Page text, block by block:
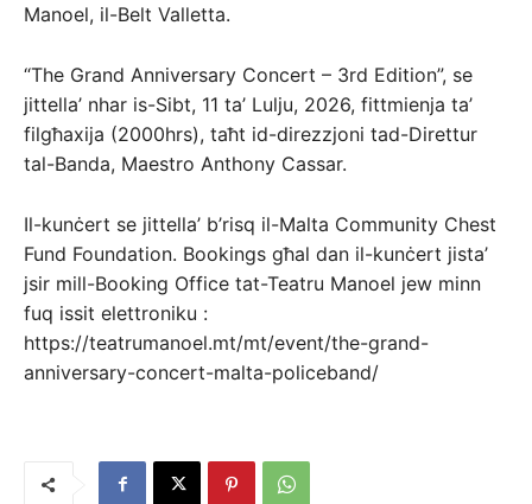
Manoel, il-Belt Valletta.
“The Grand Anniversary Concert – 3rd Edition”, se
jittella’ nhar is-Sibt, 11 ta’ Lulju, 2026, fittmienja ta’
filgħaxija (2000hrs), taħt id-direzzjoni tad-Direttur
tal-Banda, Maestro Anthony Cassar.
Il-kunċert se jittella’ b’risq il-Malta Community Chest
Fund Foundation. Bookings għal dan il-kunċert jista’
jsir mill-Booking Office tat-Teatru Manoel jew minn
fuq issit elettroniku :
https://teatrumanoel.mt/mt/event/the-grand-
anniversary-concert-malta-policeband/